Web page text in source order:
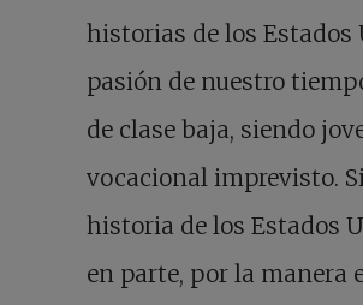
historias de los Estados
pasión de nuestro
de clase baja, siendo
vocacional imprevisto.
historia de los Estados
en parte, por la manera